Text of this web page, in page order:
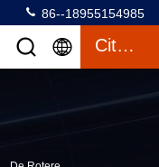
86--18955154985
Citaat